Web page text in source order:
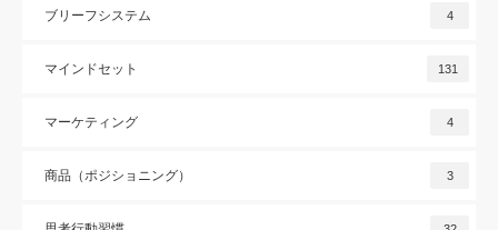
ブリーフシステム 4
マインドセット 131
マーケティング 4
商品（ポジショニング） 3